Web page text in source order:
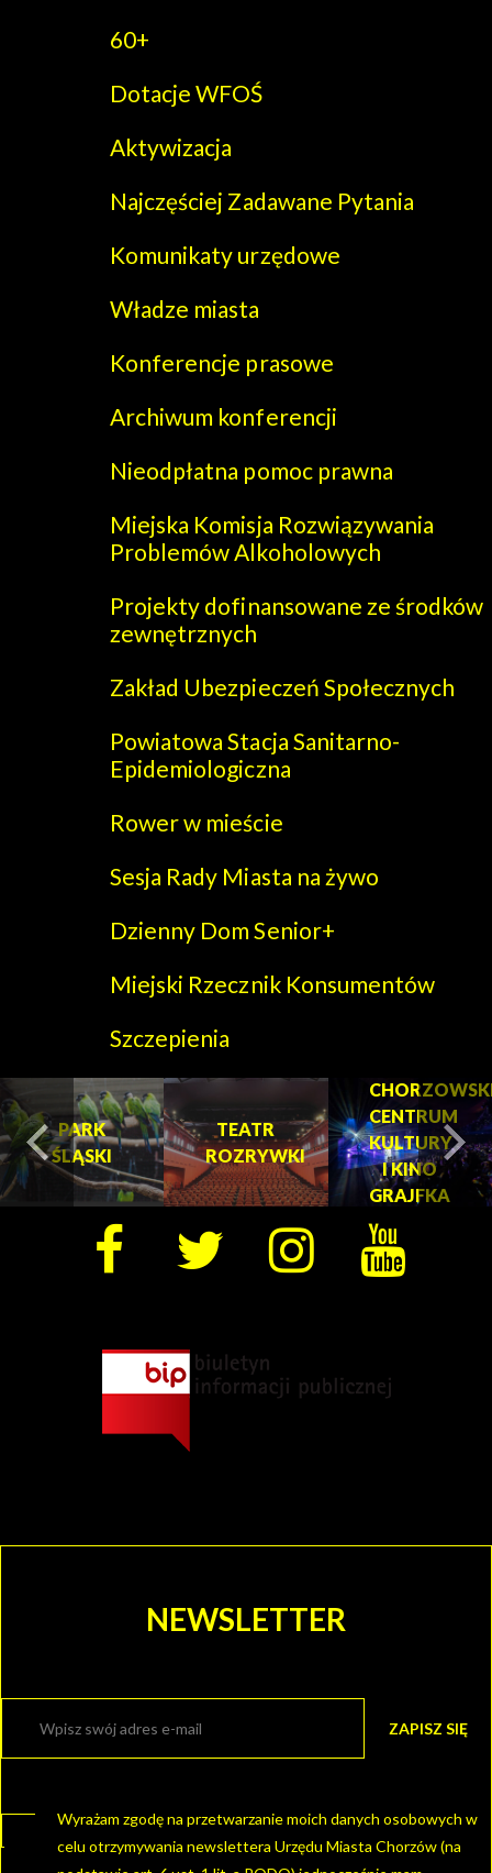
60+
Dotacje WFOŚ
Aktywizacja
Najczęściej Zadawane Pytania
Komunikaty urzędowe
Władze miasta
Konferencje prasowe
Archiwum konferencji
Nieodpłatna pomoc prawna
Miejska Komisja Rozwiązywania
Problemów Alkoholowych
Projekty dofinansowane ze środków
zewnętrznych
Zakład Ubezpieczeń Społecznych
Powiatowa Stacja Sanitarno-
Epidemiologiczna
Rower w mieście
Sesja Rady Miasta na żywo
Dzienny Dom Senior+
Miejski Rzecznik Konsumentów
Szczepienia
PARK
ŚLĄSKI
TEATR
ROZRYWKI
CENTRUM
KULTURY
I KINO
GRAJFKA
turysta.Previous
NEWSLETTER
Wyrażam zgodę na przetwarzanie moich danych osobowych w
celu otrzymywania newslettera Urzędu Miasta Chorzów (na